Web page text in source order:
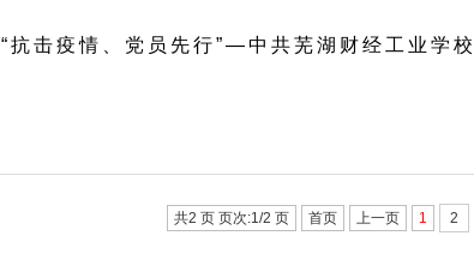
“抗击疫情、党员先行”—中共芜湖财经工业学
共2 页 页次:1/2 页 首页 上一页 1 2